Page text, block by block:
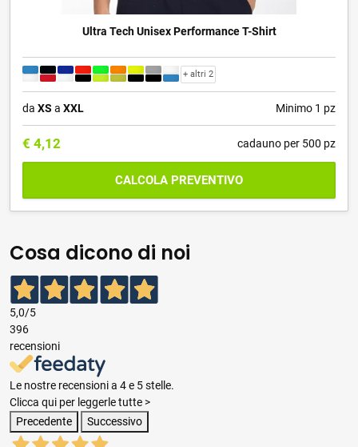
Ultra Tech Unisex Performance T-Shirt
+ altri 2
da XS a XXL Minimo 1 pz
€ 4,12 cadauno per 500 pz
CALCOLA PREVENTIVO
Cosa dicono di noi
5,0/5
396
recensioni
Le nostre recensioni a 4 e 5 stelle.
Clicca qui per leggerle tutte >
Precedente
Successivo